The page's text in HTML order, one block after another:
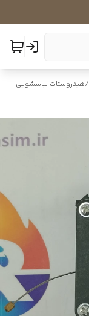
/هیدروستات لباسشویی